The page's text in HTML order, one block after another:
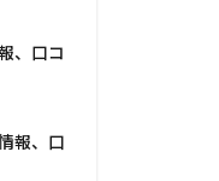
、口コ
報、口